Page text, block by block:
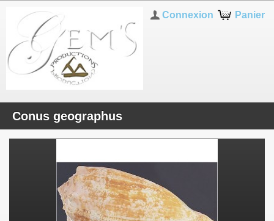
Panier
Connexion
Conus geographus